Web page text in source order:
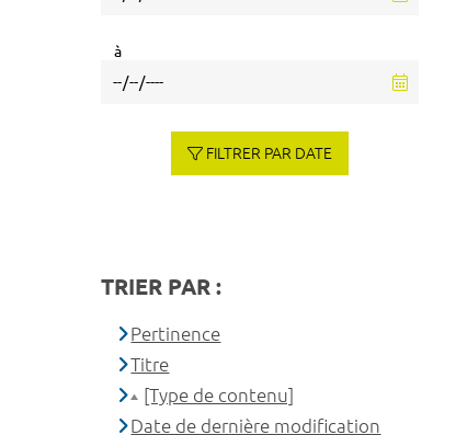
à
FILTRER PAR DATE
TRIER PAR :
Pertinence
Titre
[Type de contenu]
Date de dernière modification